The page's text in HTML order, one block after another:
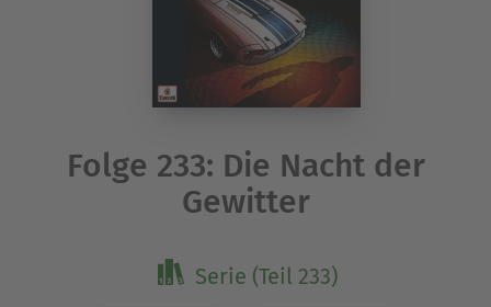
Folge 233: Die Nacht der
Gewitter
Serie (Teil 233)